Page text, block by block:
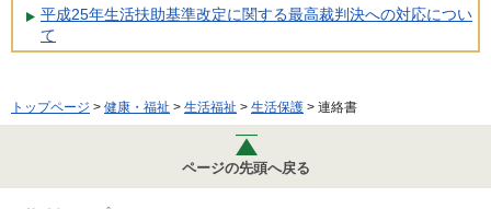
平成25年生活扶助基準改定に関する最高裁判決への対応につい
て
トップページ > 健康・福祉 > 生活福祉 > 生活保護 > 連絡書
ページの先頭へ戻る